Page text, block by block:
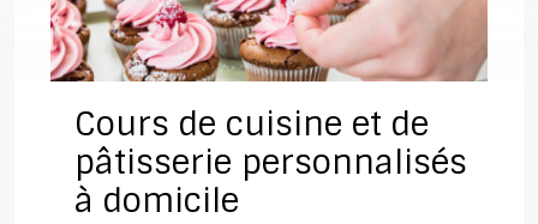
Cours de cuisine et de
pâtisserie personnalisés
à domicile